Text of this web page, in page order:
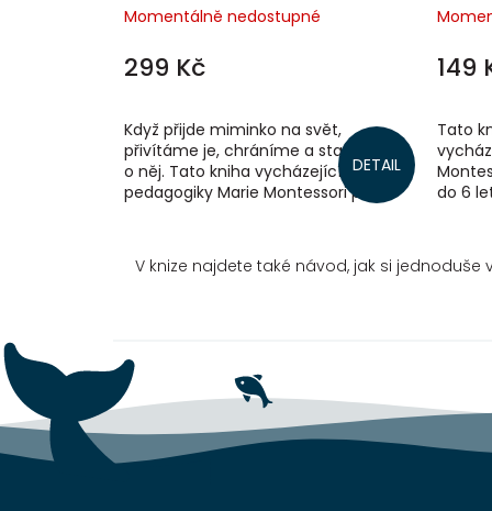
Momentálně nedostupné
299 Kč
DETAIL
Když přijde miminko na svět,
přivítáme je, chráníme a staráme se
o něj. Tato kniha vycházející z
pedagogiky Marie Montessori pro
149
Tato
do 6
V knize najdete také návod, jak si